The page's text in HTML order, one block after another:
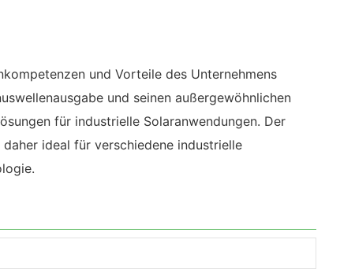
und Vorteile des Unternehmens
und seinen außergewöhnlichen
für industrielle Solaranwendungen. Der
ideal für verschiedene industrielle